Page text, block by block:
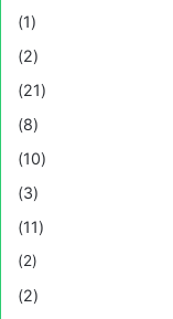
(1)
(2)
(21)
(8)
(10)
(3)
(11)
(2)
(2)